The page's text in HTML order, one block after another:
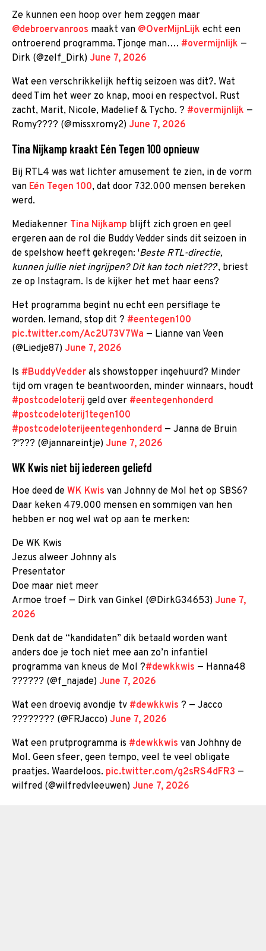
Ze kunnen een hoop over hem zeggen maar
@debroervanroos maakt van @OverMijnLijk echt een
ontroerend programma. Tjonge man…. #overmijnlijk —
Dirk (@zelf_Dirk) June 7, 2026
Wat een verschrikkelijk heftig seizoen was dit?. Wat
deed Tim het weer zo knap, mooi en respectvol. Rust
zacht, Marit, Nicole, Madelief & Tycho. ? #overmijnlijk —
Romy???? (@missxromy2) June 7, 2026
Tina Nijkamp kraakt Eén Tegen 100 opnieuw
Bij RTL4 was wat lichter amusement te zien, in de vorm
van Eén Tegen 100, dat door 732.000 mensen bereken
werd.
Mediakenner Tina Nijkamp blijft zich groen en geel
ergeren aan de rol die Buddy Vedder sinds dit seizoen in
de spelshow heeft gekregen: 'Beste RTL-directie,
kunnen jullie niet ingrijpen? Dit kan toch niet???', briest
ze op Instagram. Is de kijker het met haar eens?
Het programma begint nu echt een persiflage te
worden. Iemand, stop dit ? #eentegen100
pic.twitter.com/Ac2U73V7Wa — Lianne van Veen
(@Liedje87) June 7, 2026
Is #BuddyVedder als showstopper ingehuurd? Minder
tijd om vragen te beantwoorden, minder winnaars, houdt
#postcodeloterij geld over #eentegenhonderd
#postcodeloterij1tegen100
#postcodeloterijeentegenhonderd — Janna de Bruin
?'??? (@jannareintje) June 7, 2026
WK Kwis niet bij iedereen geliefd
Hoe deed de WK Kwis van Johnny de Mol het op SBS6?
Daar keken 479.000 mensen en sommigen van hen
hebben er nog wel wat op aan te merken:
De WK Kwis
Jezus alweer Johnny als
Presentator
Doe maar niet meer
Armoe troef — Dirk van Ginkel (@DirkG34653) June 7,
2026
Denk dat de “kandidaten” dik betaald worden want
anders doe je toch niet mee aan zo’n infantiel
programma van kneus de Mol ?#dewkkwis — Hanna48
?????? (@f_najade) June 7, 2026
Wat een droevig avondje tv #dewkkwis ? — Jacco
???????? (@FRJacco) June 7, 2026
Wat een prutprogramma is #dewkkwis van Johhny de
Mol. Geen sfeer, geen tempo, veel te veel obligate
praatjes. Waardeloos. pic.twitter.com/g2sRS4dFR3 —
wilfred (@wilfredvleeuwen) June 7, 2026